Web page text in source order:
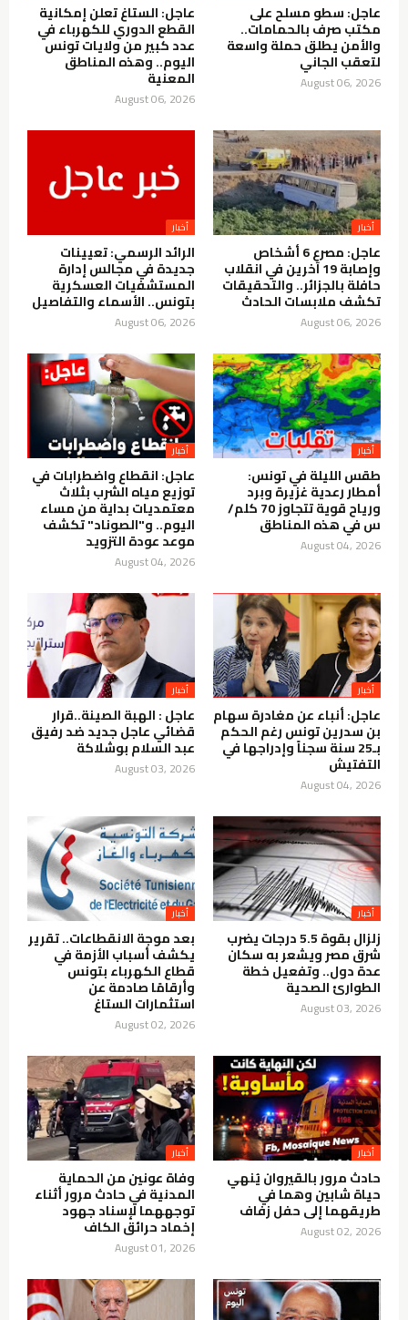
عاجل: سطو مسلح على
مكتب صرف بالحمامات..
والأمن يطلق حملة واسعة
لتعقب الجاني
August 06, 2026
عاجل: الستاغ تعلن إمكانية
القطع الدوري للكهرباء في
عدد كبير من ولايات تونس
اليوم.. وهذه المناطق
المعنية
August 06, 2026
أخبار
عاجل: مصرع 6 أشخاص
وإصابة 19 آخرين في انقلاب
حافلة بالجزائر.. والتحقيقات
تكشف ملابسات الحادث
August 06, 2026
أخبار
الرائد الرسمي: تعيينات
جديدة في مجالس إدارة
المستشفيات العسكرية
بتونس.. الأسماء والتفاصيل
August 06, 2026
أخبار
طقس الليلة في تونس:
أمطار رعدية غزيرة وبرد
ورياح قوية تتجاوز 70 كلم/
س في هذه المناطق
August 04, 2026
أخبار
عاجل: انقطاع واضطرابات في
توزيع مياه الشرب بثلاث
معتمديات بداية من مساء
اليوم.. و"الصوناد" تكشف
موعد عودة التزويد
August 04, 2026
أخبار
عاجل: أنباء عن مغادرة سهام
بن سدرين تونس رغم الحكم
بـ25 سنة سجناً وإدراجها في
التفتيش
August 04, 2026
أخبار
عاجل : الهبة الصينة..قرار
قضائي عاجل جديد ضد رفيق
عبد السلام بوشلاكة
August 03, 2026
أخبار
زلزال بقوة 5.5 درجات يضرب
شرق مصر ويشعر به سكان
عدة دول.. وتفعيل خطة
الطوارئ الصحية
August 03, 2026
أخبار
بعد موجة الانقطاعات.. تقرير
يكشف أسباب الأزمة في
قطاع الكهرباء بتونس
وأرقامًا صادمة عن
استثمارات الستاغ
August 02, 2026
أخبار
حادث مرور بالقيروان يُنهي
حياة شابين وهما في
طريقهما إلى حفل زفاف
August 02, 2026
أخبار
وفاة عونين من الحماية
المدنية في حادث مرور أثناء
توجههما لإسناد جهود
إخماد حرائق الكاف
August 01, 2026